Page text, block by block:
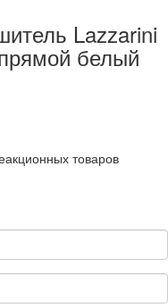
Lazzarini
белый
товаров